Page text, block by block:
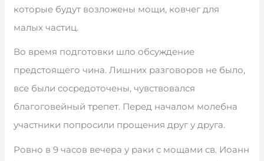
которые будут возложены мощи, ковчег для
малых частиц.
Во время подготовки шло обсуждение
предстоящего чина. Лишних разговоров не было,
все были сосредоточены, чувствовался
благоговейный трепет. Перед началом молебна
участники попросили прощения друг у друга.
Ровно в 9 часов вечера у раки с мощами св. Иоанн